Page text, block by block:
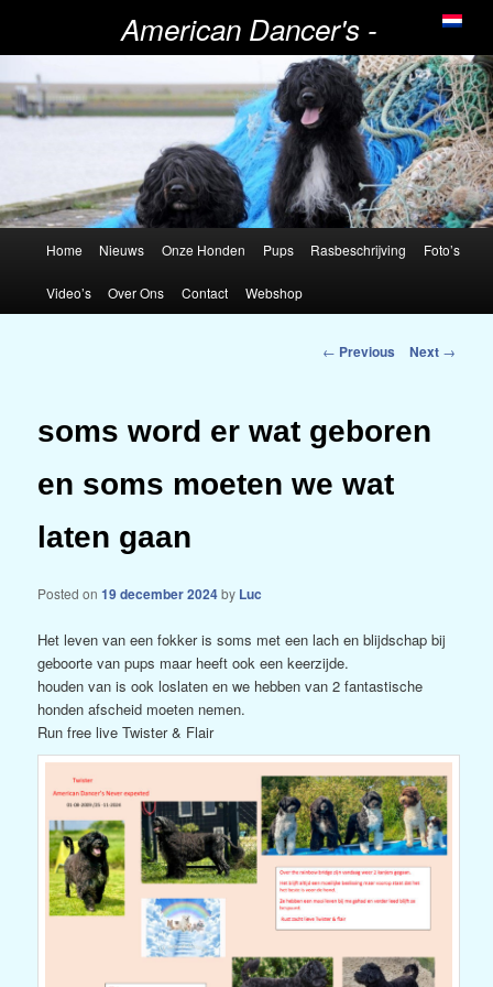
American Dancer's -
Portugese Waterhonden
Home Nieuws Onze Honden Pups Rasbeschrijving Foto’s
Video’s Over Ons Contact Webshop
Post
← Previous Next →
soms word er wat geboren
en soms moeten we wat
laten gaan
Posted on19 december 2024by Luc
Het leven van een fokker is soms met een lach en blijdschap bij
geboorte van pups maar heeft ook een keerzijde.
houden van is ook loslaten en we hebben van 2 fantastische
honden afscheid moeten nemen.
Run free live Twister & Flair